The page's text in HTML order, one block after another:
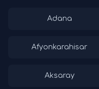
Adana
Afyonkarahisar
Aksaray